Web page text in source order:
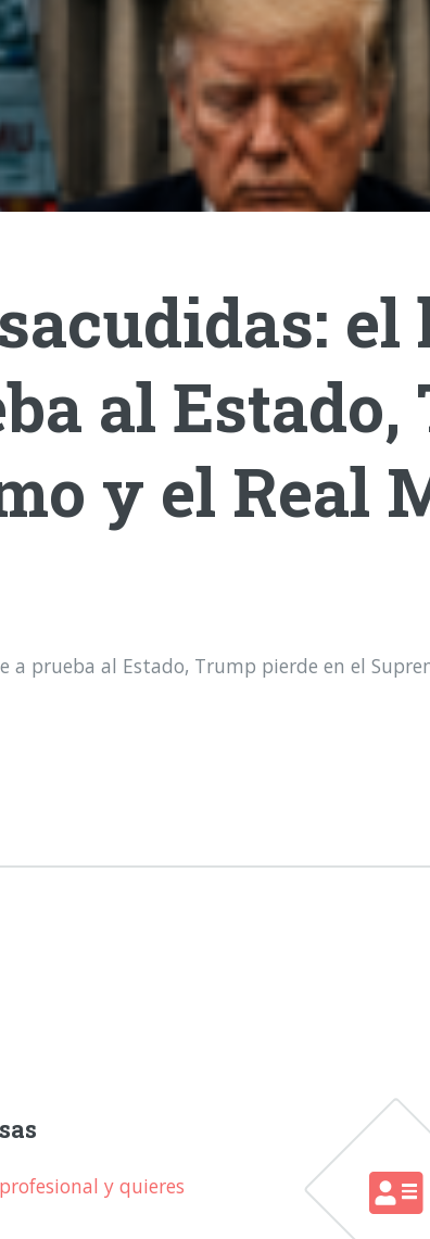
al
y el Real
a prueba al Estado, Trump pierde en el
y quieres